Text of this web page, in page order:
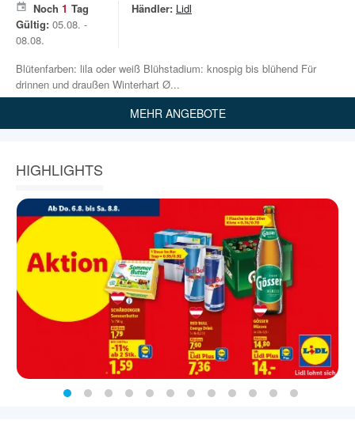
Noch 1 Tag
Gültig: 05.08. -
08.08.
Händler: Lidl
Blütenfarben: lila oder weiß Blühstadium: knospig bis blühend Für
drinnen und draußen Winterhart Ø...
MEHR ANGEBOTE
HIGHLIGHTS